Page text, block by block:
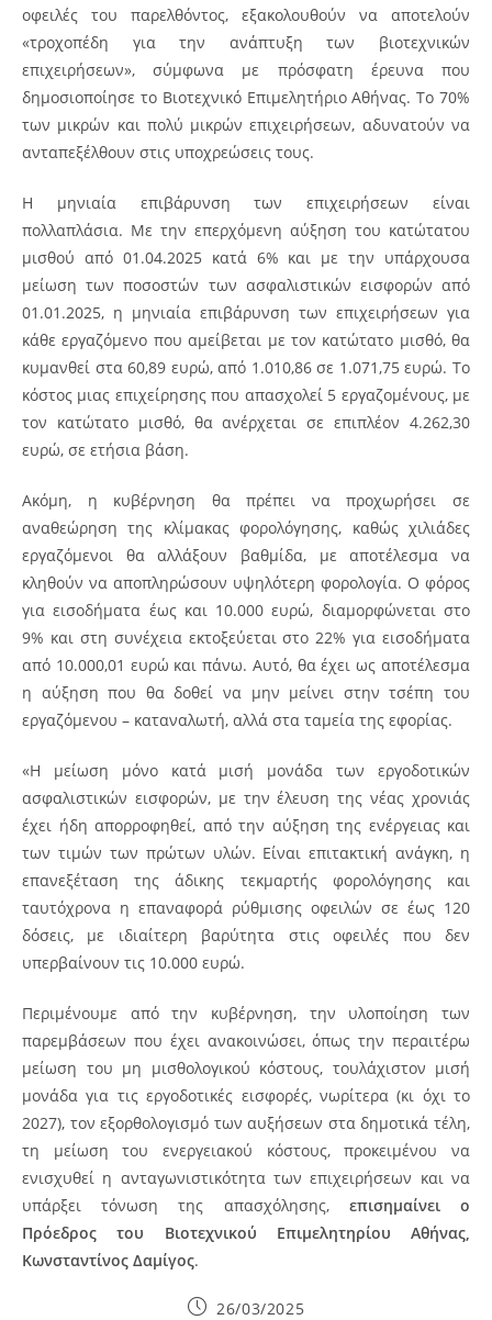
οφειλές του παρελθόντος, εξακολουθούν να αποτελούν
«τροχοπέδη για την ανάπτυξη των βιοτεχνικών
επιχειρήσεων», σύμφωνα με πρόσφατη έρευνα που
δημοσιοποίησε το Βιοτεχνικό Επιμελητήριο Αθήνας. Το 70%
των μικρών και πολύ μικρών επιχειρήσεων, αδυνατούν να
ανταπεξέλθουν στις υποχρεώσεις τους.
Η μηνιαία επιβάρυνση των επιχειρήσεων είναι
πολλαπλάσια. Με την επερχόμενη αύξηση του κατώτατου
μισθού από 01.04.2025 κατά 6% και με την υπάρχουσα
μείωση των ποσοστών των ασφαλιστικών εισφορών από
01.01.2025, η μηνιαία επιβάρυνση των επιχειρήσεων για
κάθε εργαζόμενο που αμείβεται με τον κατώτατο μισθό, θα
κυμανθεί στα 60,89 ευρώ, από 1.010,86 σε 1.071,75 ευρώ. Το
κόστος μιας επιχείρησης που απασχολεί 5 εργαζομένους, με
τον κατώτατο μισθό, θα ανέρχεται σε επιπλέον 4.262,30
ευρώ, σε ετήσια βάση.
Ακόμη, η κυβέρνηση θα πρέπει να προχωρήσει σε
αναθεώρηση της κλίμακας φορολόγησης, καθώς χιλιάδες
εργαζόμενοι θα αλλάξουν βαθμίδα, με αποτέλεσμα να
κληθούν να αποπληρώσουν υψηλότερη φορολογία. Ο φόρος
για εισοδήματα έως και 10.000 ευρώ, διαμορφώνεται στο
9% και στη συνέχεια εκτοξεύεται στο 22% για εισοδήματα
από 10.000,01 ευρώ και πάνω. Αυτό, θα έχει ως αποτέλεσμα
η αύξηση που θα δοθεί να μην μείνει στην τσέπη του
εργαζόμενου – καταναλωτή, αλλά στα ταμεία της εφορίας.
«Η μείωση μόνο κατά μισή μονάδα των εργοδοτικών
ασφαλιστικών εισφορών, με την έλευση της νέας χρονιάς
έχει ήδη απορροφηθεί, από την αύξηση της ενέργειας και
των τιμών των πρώτων υλών. Είναι επιτακτική ανάγκη, η
επανεξέταση της άδικης τεκμαρτής φορολόγησης και
ταυτόχρονα η επαναφορά ρύθμισης οφειλών σε έως 120
δόσεις, με ιδιαίτερη βαρύτητα στις οφειλές που δεν
υπερβαίνουν τις 10.000 ευρώ.
Περιμένουμε από την κυβέρνηση, την υλοποίηση των
παρεμβάσεων που έχει ανακοινώσει, όπως την περαιτέρω
μείωση του μη μισθολογικού κόστους, τουλάχιστον μισή
μονάδα για τις εργοδοτικές εισφορές, νωρίτερα (κι όχι το
2027), τον εξορθολογισμό των αυξήσεων στα δημοτικά τέλη,
τη μείωση του ενεργειακού κόστους, προκειμένου να
ενισχυθεί η ανταγωνιστικότητα των επιχειρήσεων και να
υπάρξει τόνωση της απασχόλησης, επισημαίνει ο
Πρόεδρος του Βιοτεχνικού Επιμελητηρίου Αθήνας,
Κωνσταντίνος Δαμίγος.
Post26/03/2025